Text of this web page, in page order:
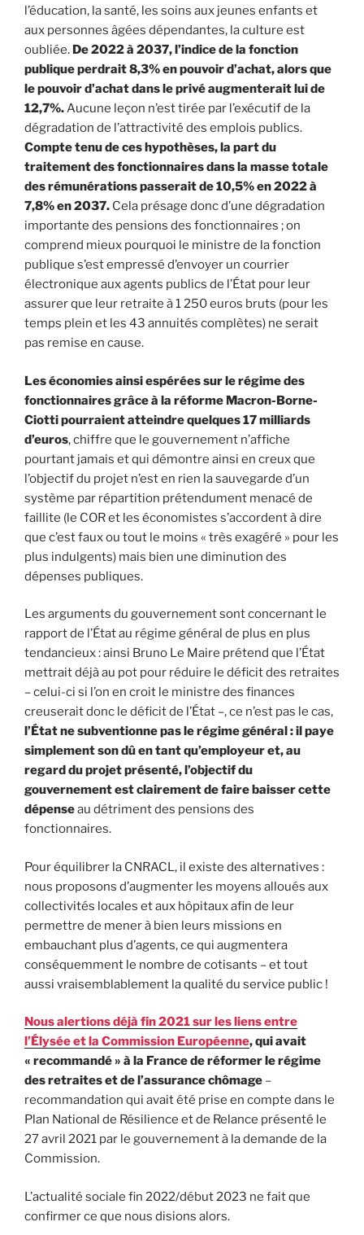
l’éducation, la santé, les soins aux jeunes enfants et
aux personnes âgées dépendantes, la culture est
oubliée. De 2022 à 2037, l’indice de la fonction
publique perdrait 8,3% en pouvoir d’achat, alors que
le pouvoir d’achat dans le privé augmenterait lui de
12,7%.Aucune leçon n’est tirée par l’exécutif de la
dégradation de l’attractivité des emplois publics.
Compte tenu de ces hypothèses, la part du
traitement des fonctionnaires dans la masse totale
des rémunérations passerait de 10,5% en 2022 à
7,8% en 2037. Cela présage donc d’une dégradation
importante des pensions des fonctionnaires ; on
comprend mieux pourquoi le ministre de la fonction
publique s’est empressé d’envoyer un courrier
électronique aux agents publics de l’État pour leur
assurer que leur retraite à 1 250 euros bruts (pour les
temps plein et les 43 annuités complètes) ne serait
pas remise en cause.
Les économies ainsi espérées sur le régime des
fonctionnaires grâce à la réforme Macron-Borne-
Ciotti pourraient atteindre quelques 17 milliards
d’euros, chiffre que le gouvernement n’affiche
pourtant jamais et qui démontre ainsi en creux que
l’objectif du projet n’est en rien la sauvegarde d’un
système par répartition prétendument menacé de
faillite (le COR et les économistes s’accordent à dire
que c’est faux ou tout le moins « très exagéré » pour les
plus indulgents) mais bien une diminution des
dépenses publiques.
Les arguments du gouvernement sont concernant le
rapport de l’État au régime général de plus en plus
tendancieux : ainsi Bruno Le Maire prétend que l’État
mettrait déjà au pot pour réduire le déficit des retraites
– celui-ci si l’on en croit le ministre des finances
creuserait donc le déficit de l’État –, ce n’est pas le cas,
l’État ne subventionne pas le régime général : il paye
simplement son dû en tant qu’employeur et, au
regard du projet présenté, l’objectif du
gouvernement est clairement de faire baisser cette
dépenseau détriment des pensions des
fonctionnaires.
Pour équilibrer la CNRACL, il existe des alternatives :
nous proposons d’augmenter les moyens alloués aux
collectivités locales et aux hôpitaux afin de leur
permettre de mener à bien leurs missions en
embauchant plus d’agents, ce qui augmentera
conséquemment le nombre de cotisants – et tout
aussi vraisemblablement la qualité du service public !
Nous alertions déjà fin 2021 sur les liens entre
l’Élysée et la Commission Européenne, qui avait
« recommandé » à la France de réformer le régime
des retraites et de l’assurance chômage –
recommandation qui avait été prise en compte dans le
Plan National de Résilience et de Relance présenté le
27 avril 2021 par le gouvernement à la demande de la
Commission.
L’actualité sociale fin 2022/début 2023 ne fait que
confirmer ce que nous disions alors.